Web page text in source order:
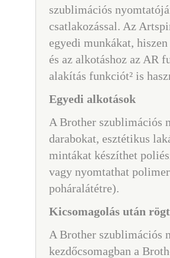
szublimációs
csatlakozással. Az
egyedi munkákat,
és az alkotáshoz az AR
alakítás funkciót² is
Egyedi alkotások
A Brother szublimációs
darabokat, esztétikus
mintákat készíthet
vagy nyomtathat
poháralátétre).
Kicsomagolás után
A Brother szublimációs
kezdőcsomagban a